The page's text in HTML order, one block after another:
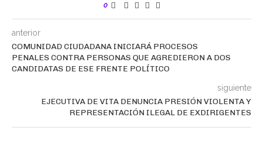
0
anterior
COMUNIDAD CIUDADANA INICIARÁ PROCESOS
PENALES CONTRA PERSONAS QUE AGREDIERON A DOS
CANDIDATAS DE ESE FRENTE POLÍTICO
siguiente
EJECUTIVA DE VITA DENUNCIA PRESIÓN VIOLENTA Y
REPRESENTACIÓN ILEGAL DE EXDIRIGENTES